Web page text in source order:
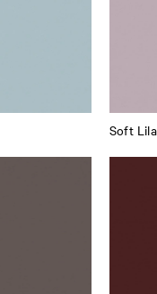
Soft